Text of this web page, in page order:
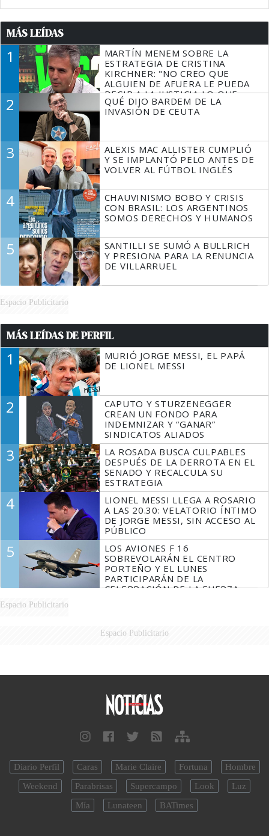
MÁS LEÍDAS
1
MARTÍN MENEM SOBRE LA
ESTRATEGIA DE CRISTINA
KIRCHNER: "NO CREO QUE
ALGUIEN DE AFUERA LE PUEDA
DECIR A LA JUSTICIA LO QUE
TIENE QUE HACER"
2
QUÉ DIJO BARDEM DE LA
INVASIÓN DE CEUTA
3
ALEXIS MAC ALLISTER CUMPLIÓ
Y SE IMPLANTÓ PELO ANTES DE
VOLVER AL FÚTBOL INGLÉS
4
CHAUVINISMO BOBO Y CRISIS
CON BRASIL: LOS ARGENTINOS
SOMOS DERECHOS Y HUMANOS
5
SANTILLI SE SUMÓ A BULLRICH
Y PRESIONA PARA LA RENUNCIA
DE VILLARRUEL
Espacio Publicitario
MÁS LEÍDAS DE PERFIL
1
MURIÓ JORGE MESSI, EL PAPÁ
DE LIONEL MESSI
2
CAPUTO Y STURZENEGGER
CREAN UN FONDO PARA
INDEMNIZAR Y “GANAR”
SINDICATOS ALIADOS
3
LA ROSADA BUSCA CULPABLES
DESPUÉS DE LA DERROTA EN EL
SENADO Y RECALCULA SU
ESTRATEGIA
4
LIONEL MESSI LLEGA A ROSARIO
A LAS 20.30: VELATORIO ÍNTIMO
DE JORGE MESSI, SIN ACCESO AL
PÚBLICO
5
LOS AVIONES F 16
SOBREVOLARÁN EL CENTRO
PORTEÑO Y EL LUNES
PARTICIPARÁN DE LA
CELEBRACIÓN DE LA FUERZA
Espacio Publicitario
Espacio Publicitario
Diario Perfil Caras Marie Claire Fortuna
Hombre
Weekend
Parabrisas Supercampo Look
Luz
Mía
Lunateen BATimes